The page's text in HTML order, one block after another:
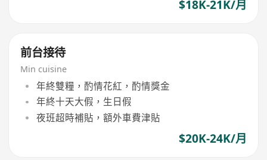
$18K-21K/月
前台接待
Min cuisine
年終雙糧，酌情花紅，酌情獎金
年終十天大假，生日假
夜班超時補貼，額外車費津貼
$20K-24K/月